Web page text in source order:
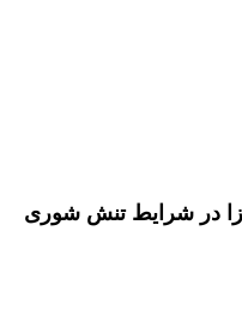
در شرایط تنش شوری